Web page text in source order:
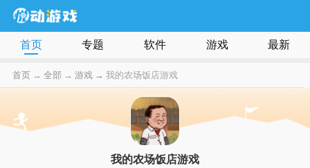
首页 专题 软件 游戏 最新
首页→ 全部 → 游戏 → 我的农场饭店游戏
我的农场饭店游戏